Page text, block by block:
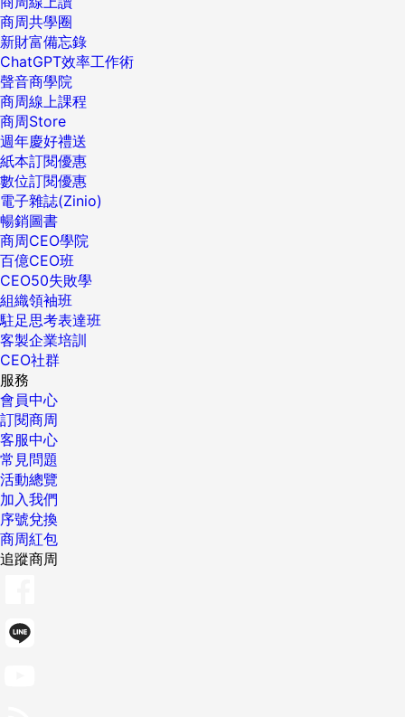
商周共學圈
新財富備忘錄
ChatGPT效率工作術
聲音商學院
商周線上課程
商周Store
週年慶好禮送
紙本訂閱優惠
數位訂閱優惠
電子雜誌(Zinio)
暢銷圖書
商周CEO學院
百億CEO班
CEO50失敗學
組織領袖班
駐足思考表達班
客製企業培訓
CEO社群
服務
會員中心
訂閱商周
客服中心
常見問題
活動總覽
加入我們
序號兌換
商周紅包
追蹤商周